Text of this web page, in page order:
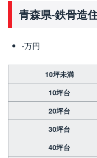
青森県-鉄骨造
-万円
10坪未満
10坪台
20坪台
30坪台
40坪台